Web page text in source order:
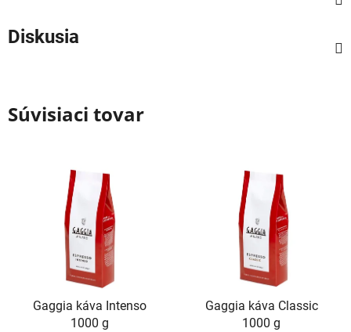
Diskusia
Súvisiaci tovar
Gaggia káva Intenso
1000 g
Gaggia káva Classic
1000 g